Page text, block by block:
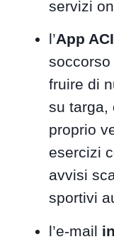
servizi
l’App
fruire di
su targa,
proprio
esercizi
avvisi
sportivi
l’e-mail